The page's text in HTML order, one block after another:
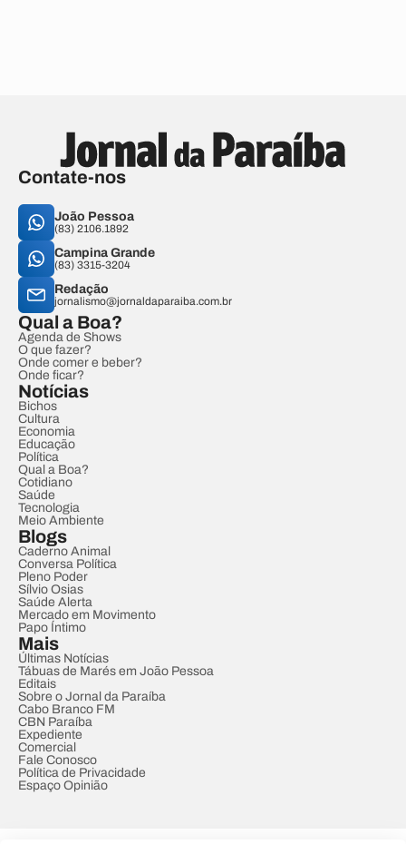
Contate-nos
João Pessoa
(83) 2106.1892
Campina Grande
(83) 3315-3204
Redação
jornalismo@jornaldaparaiba.com.br
Qual a Boa?
Agenda de Shows
O que fazer?
Onde comer e beber?
Onde ficar?
Notícias
Bichos
Cultura
Economia
Educação
Política
Qual a Boa?
Cotidiano
Saúde
Tecnologia
Meio Ambiente
Blogs
Caderno Animal
Conversa Política
Pleno Poder
Sílvio Osias
Saúde Alerta
Mercado em Movimento
Papo Íntimo
Mais
Últimas Notícias
Tábuas de Marés em João Pessoa
Editais
Sobre o Jornal da Paraíba
Cabo Branco FM
CBN Paraíba
Expediente
Comercial
Fale Conosco
Política de Privacidade
Espaço Opinião